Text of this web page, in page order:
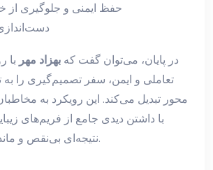
در پایان، می‌توان گفت که بهزاد مهر با
تعاملی و ایمن، سفر تصمیم‌گیری را
محور تبدیل می‌کند. این رویکرد به
با داشتن دیدی جامع از فریم‌های
نتیجه‌ای بی‌نقص و ماندگار را تجربه کنند.